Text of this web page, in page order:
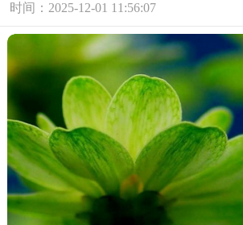
时间：2025-12-01 11:56:07